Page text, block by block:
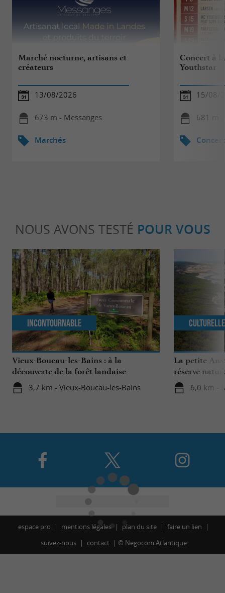
Marché nocturne, artisans et
créateurs
13/08/2026
673 m - Messanges
Marchés
Concert à
Youthstar
15/08/
681 m -
NOUS AVONS TESTÉ POUR VOUS
Vieux-Boucau-les-Bains : à la
découverte de la forêt landaise
3,7 km - Vieux-Boucau-les-Bains
Incontournable
La petite
réserve
6,0 km -
Culturelle
espace pro mentions légales plan du site
faire un lien
suivez-nous
contact © Negocom Atlantique